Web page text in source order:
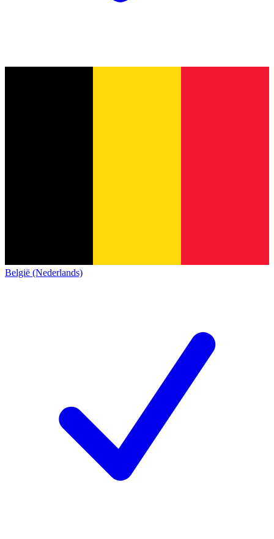
België (Nederlands)